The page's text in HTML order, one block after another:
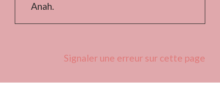
Anah.
Signaler une erreur sur cette page